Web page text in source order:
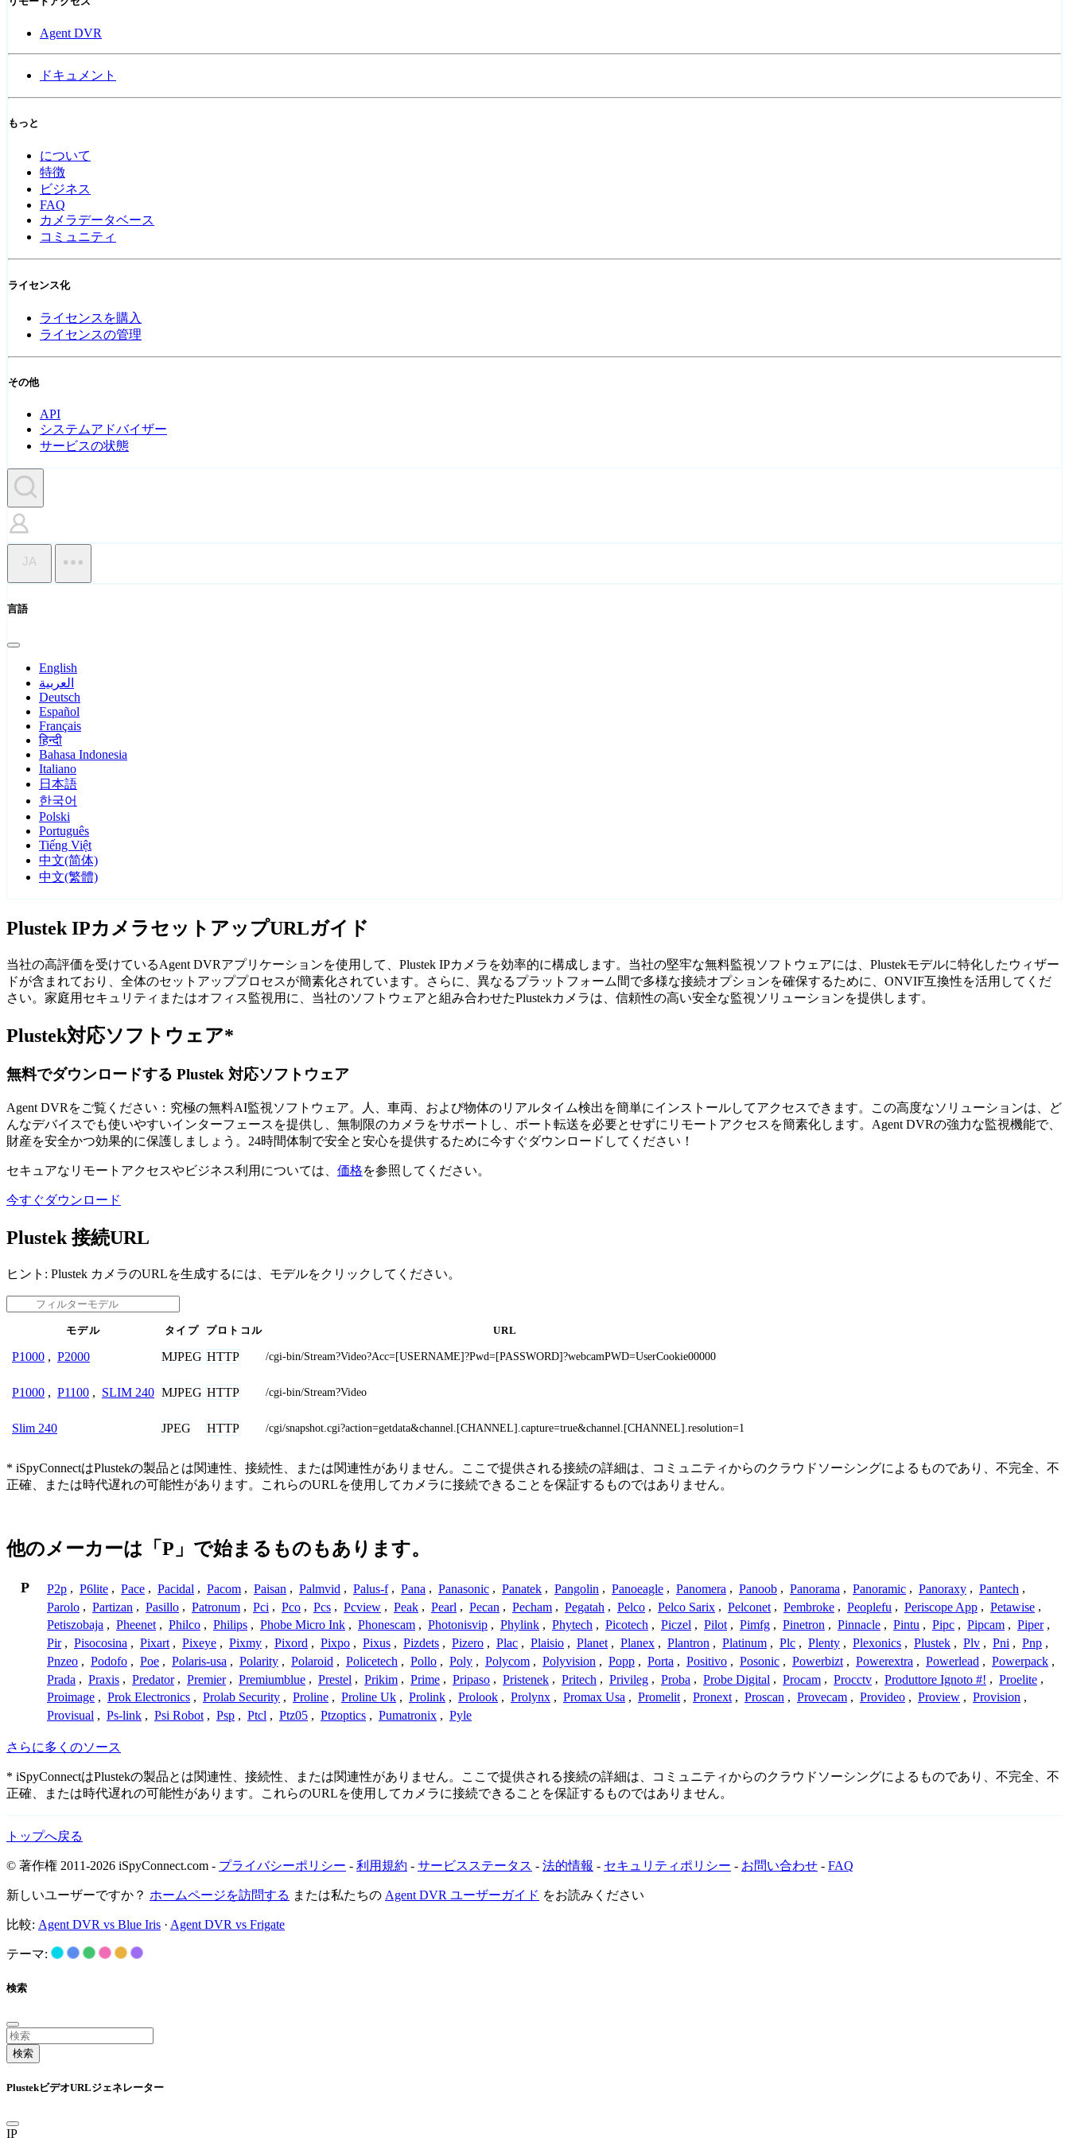
Agent DVR
ドキュメント
もっと
について
特徴
ビジネス
FAQ
カメラデータベース
コミュニティ
ライセンス化
ライセンスを購入
ライセンスの管理
その他
API
システムアドバイザー
サービスの状態
JA
言語
English
العربية
Deutsch
Español
Français
हिन्दी
Bahasa Indonesia
Italiano
日本語
한국어
Polski
Português
Tiếng Việt
中文(简体)
中文(繁體)
Plustek IPカメラセットアップURLガイド
当社の高評価を受けているAgent DVRアプリケーションを使用して、Plustek IPカメラを効率的に構成します。当社の堅牢な無料監視ソフトウェアには、Plustekモデルに特化したウィザー
ドが含まれており、全体のセットアッププロセスが簡素化されています。さらに、異なるプラットフォーム間で多様な接続オプションを確保するために、ONVIF互換性を活用してくだ
さい。家庭用セキュリティまたはオフィス監視用に、当社のソフトウェアと組み合わせたPlustekカメラは、信頼性の高い安全な監視ソリューションを提供します。
Plustek対応ソフトウェア*
無料でダウンロードする Plustek 対応ソフトウェア
Agent DVRをご覧ください：究極の無料AI監視ソフトウェア。人、車両、および物体のリアルタイム検出を簡単にインストールしてアクセスできます。この高度なソリューションは、ど
んなデバイスでも使いやすいインターフェースを提供し、無制限のカメラをサポートし、ポート転送を必要とせずにリモートアクセスを簡素化します。Agent DVRの強力な監視機能で、
財産を安全かつ効果的に保護しましょう。24時間体制で安全と安心を提供するために今すぐダウンロードしてください！
セキュアなリモートアクセスやビジネス利用については、 価格を参照してください。
今すぐダウンロード
Plustek 接続URL
ヒント: Plustek カメラのURLを生成するには、モデルをクリックしてください。
モデル タイプ プロトコル URL
P1000 , P2000 MJPEG HTTP /cgi-bin/Stream?Video?Acc=[USERNAME]?Pwd=[PASSWORD]?webcamPWD=UserCookie00000
P1000 , P1100 , SLIM 240 MJPEG HTTP /cgi-bin/Stream?Video
Slim 240 JPEG HTTP /cgi/snapshot.cgi?action=getdata&channel.[CHANNEL].capture=true&channel.[CHANNEL].resolution=1
* iSpyConnectはPlustekの製品とは関連性、接続性、または関連性がありません。ここで提供される接続の詳細は、コミュニティからのクラウドソーシングによるものであり、不完全、不
正確、または時代遅れの可能性があります。これらのURLを使用してカメラに接続できることを保証するものではありません。
他のメーカーは「P」で始まるものもあります。
P P2p , P6lite , Pace , Pacidal , Pacom , Paisan , Palmvid , Palus-f , Pana , Panasonic , Panatek , Pangolin , Panoeagle , Panomera , Panoob , Panorama , Panoramic , Panoraxy , Pantech ,
Parolo , Partizan , Pasillo , Patronum , Pci , Pco , Pcs , Pcview , Peak , Pearl , Pecan , Pecham , Pegatah , Pelco , Pelco Sarix , Pelconet , Pembroke , Peoplefu , Periscope App , Petawise ,
Petiszobaja , Pheenet , Philco , Philips , Phobe Micro Ink , Phonescam , Photonisvip , Phylink , Phytech , Picotech , Piczel , Pilot , Pimfg , Pinetron , Pinnacle , Pintu , Pipc , Pipcam , Piper ,
Pir , Pisocosina , Pixart , Pixeye , Pixmy , Pixord , Pixpo , Pixus , Pizdets , Pizero , Plac , Plaisio , Planet , Planex , Plantron , Platinum , Plc , Plenty , Plexonics , Plustek , Plv , Pni , Pnp ,
Pnzeo , Podofo , Poe , Polaris-usa , Polarity , Polaroid , Policetech , Pollo , Poly , Polycom , Polyvision , Popp , Porta , Positivo , Posonic , Powerbizt , Powerextra , Powerlead , Powerpack ,
Prada , Praxis , Predator , Premier , Premiumblue , Prestel , Prikim , Prime , Pripaso , Pristenek , Pritech , Privileg , Proba , Probe Digital , Procam , Procctv , Produttore Ignoto #! , Proelite ,
Proimage , Prok Electronics , Prolab Security , Proline , Proline Uk , Prolink , Prolook , Prolynx , Promax Usa , Promelit , Pronext , Proscan , Provecam , Provideo , Proview , Provision ,
Provisual , Ps-link , Psi Robot , Psp , Ptcl , Ptz05 , Ptzoptics , Pumatronix , Pyle
さらに多くのソース
* iSpyConnectはPlustekの製品とは関連性、接続性、または関連性がありません。ここで提供される接続の詳細は、コミュニティからのクラウドソーシングによるものであり、不完全、不
正確、または時代遅れの可能性があります。これらのURLを使用してカメラに接続できることを保証するものではありません。
トップへ戻る
© 著作権 2011-2026 iSpyConnect.com - プライバシーポリシー - 利用規約 - サービスステータス - 法的情報 - セキュリティポリシー - お問い合わせ - FAQ
新しいユーザーですか？ ホームページを訪問する または私たちの Agent DVR ユーザーガイド をお読みください
比較: Agent DVR vs Blue Iris · Agent DVR vs Frigate
テーマ:
検索
検索
PlustekビデオURLジェネレーター
IP